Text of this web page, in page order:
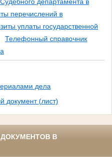
департамента в
перечислений в
уплаты государственной
Телефонный справочник
дела
документ (лист)
В